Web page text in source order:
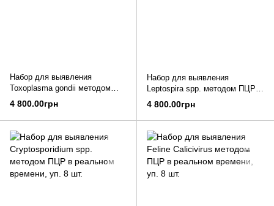
Набор для выявления
Toxoplasma gondii методом
ПЦР в реальном времени, уп.
4 800.00грн
Набор для выявления
Leptospira spp. методом ПЦР в
реальном времени, уп. 8 шт.
4 800.00грн